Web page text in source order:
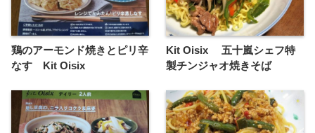
鶏のアーモンド焼きとピリ辛
なす Kit Oisix
Kit Oisix 五十嵐シェフ特
製チンジャオ焼きそば